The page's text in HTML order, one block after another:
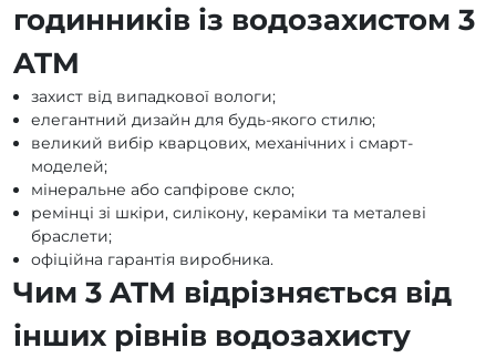
годинників із водозахистом 3
ATM
захист від випадкової вологи;
елегантний дизайн для будь-якого стилю;
великий вибір кварцових, механічних і смарт-
моделей;
мінеральне або сапфірове скло;
ремінці зі шкіри, силікону, кераміки та металеві
браслети;
офіційна гарантія виробника.
Чим 3 ATM відрізняється від
інших рівнів водозахисту